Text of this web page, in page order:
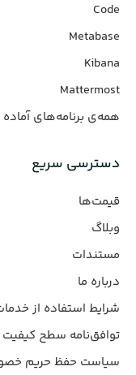
Code
Metabase
Kibana
Mattermost
همه‌ی برنامه‌های آماده
دسترسی سریع
قیمت‌ها
وبلاگ
مستندات
درباره ما
شرایط استفاده از
توافق‌نامه سطح کیفیت
سیاست حفظ حریم